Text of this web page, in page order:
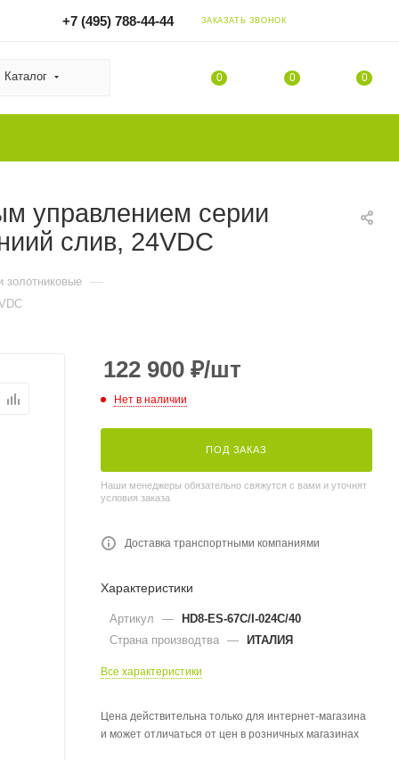
+7 (495) 788-44-44 ЗАКАЗАТЬ ЗВОНОК
Каталог 0 0 0
управлением серии
слив, 24VDC
золотниковые —
122 900 ₽/шт
Нет в наличии
ПОД ЗАКАЗ
Наши менеджеры обязательно свяжутся с вами и уточнят
условия заказа
Доставка транспортными компаниями
Характеристики
Артикул — HD8-ES-67C/I-024C/40
Страна производтва — ИТАЛИЯ
Все характеристики
Цена действительна только для интернет-магазина
и может отличаться от цен в розничных магазинах